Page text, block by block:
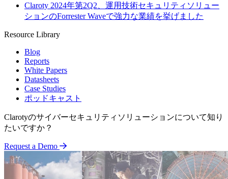
Claroty 2024年第2Q2、運用技術セキュリティソリュー
ションのForrester Waveで強力な業績を挙げました
Resource Library
Blog
Reports
White Papers
Datasheets
Case Studies
ポッドキャスト
Clarotyのサイバーセキュリティソリューションについて知り
たいですか？
Request a Demo